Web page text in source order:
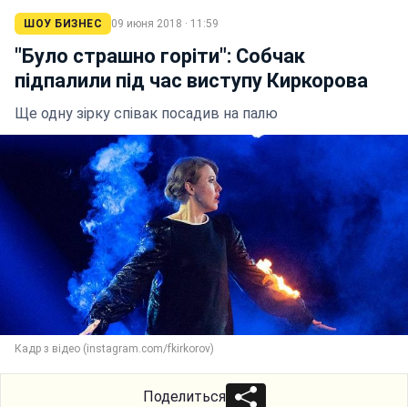
ШОУ БИЗНЕС 09 июня 2018 · 11:59
"Було страшно горіти": Собчак
підпалили під час виступу Киркорова
Ще одну зірку співак посадив на палю
Кадр з відео (instagram.com/fkirkorov)
Поделиться